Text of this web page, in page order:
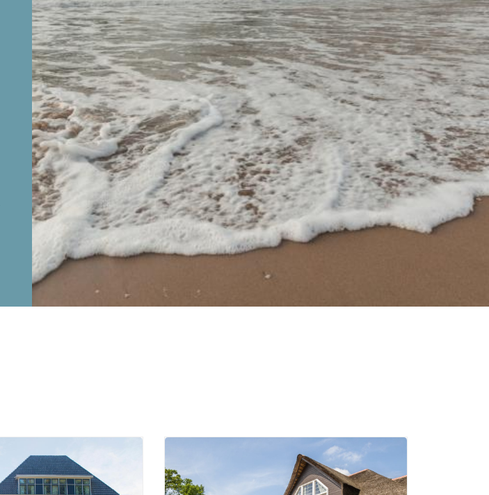
Aanbevolen Aanbevolen